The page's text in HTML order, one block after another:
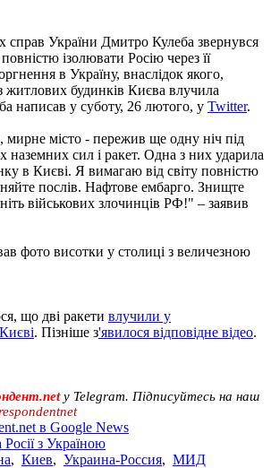
справ України Дмитро Кулеба звернувся
ізолювати Росію через її
в Україну, внаслідок якого,
житлових будинків Києва влучила
написав у суботу, 26 лютого, у Twitter.
мирне місто - пережив ще одну ніч під
наземних сил і ракет. Одна з них ударила
в Києві. Я вимагаю від світу повністю
послів. Нафтове ембарго. Знищте
військових злочинців РФ!" – заявив
фото висотки у столиці з величезною
що дві ракети влучили у
. Пізніше з'явилося відповідне відео.
у Telegram. Підписуйтесь на наш
в Google News
Росії з Україною
, Киев, Украина-Россия, МИД